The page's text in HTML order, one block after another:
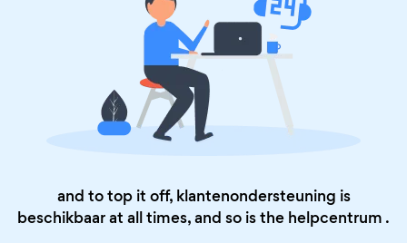
and to top it off, klantenondersteuning is
beschikbaar at all times, and so is the helpcentrum .